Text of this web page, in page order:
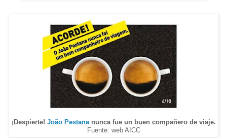
¡Despierte! João Pestananunca fue un buen compañero de viaje.
Fuente: web AICC